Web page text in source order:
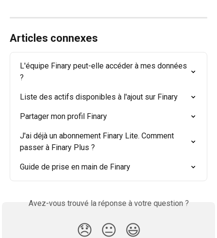
Articles connexes
L'équipe Finary peut-elle accéder à mes données
?
Liste des actifs disponibles à l'ajout sur Finary
Partager mon profil Finary
J'ai déjà un abonnement Finary Lite. Comment
passer à Finary Plus ?
Guide de prise en main de Finary
Avez-vous trouvé la réponse à votre question ?
😞 😐 😃